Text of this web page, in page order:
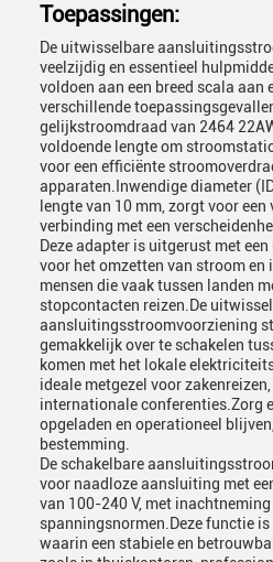
Toepassingen:
De uitwisselbare
veelzijdig en essentieel
voldoen aan een breed scala
verschillende
gelijkstroomdraad van 2464
voldoende lengte om
voor een efficiënte
apparaten.Inwendige diameter
lengte van 10 mm, zorgt voor
verbinding met een
Deze adapter is uitgerust met
voor het omzetten van stroom en
mensen die vaak tussen landen
stopcontacten reizen.De
aansluitingsstroomvoorziening
gemakkelijk over te schakelen
komen met het lokale
ideale metgezel voor
internationale conferenties.Zorg
opgeladen en operationeel
bestemming.
De schakelbare
voor naadloze aansluiting met
van 100-240 V, met
spanningsnormen.Deze functie
waarin een stabiele en